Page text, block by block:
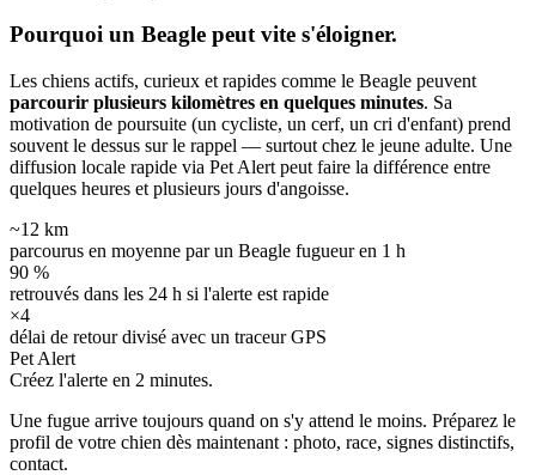
Pourquoi un Beagle peut vite s'éloigner.
Les chiens actifs, curieux et rapides comme le Beagle peuvent
parcourir plusieurs kilomètres en quelques minutes. Sa
motivation de poursuite (un cycliste, un cerf, un cri d'enfant) prend
souvent le dessus sur le rappel — surtout chez le jeune adulte. Une
diffusion locale rapide via Pet Alert peut faire la différence entre
quelques heures et plusieurs jours d'angoisse.
~12 km
parcourus en moyenne par un Beagle fugueur en 1 h
90 %
retrouvés dans les 24 h si l'alerte est rapide
×4
délai de retour divisé avec un traceur GPS
Pet Alert
Créez l'alerte en 2 minutes.
Une fugue arrive toujours quand on s'y attend le moins. Préparez le
profil de votre chien dès maintenant : photo, race, signes distinctifs,
contact.